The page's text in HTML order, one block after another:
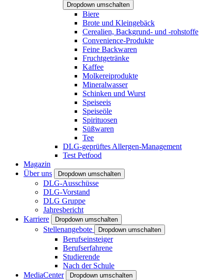
Dropdown umschalten
Biere
Brote und Kleingebäck
Cerealien, Backgrund- und -rohstoffe
Convenience-Produkte
Feine Backwaren
Fruchtgetränke
Kaffee
Molkereiprodukte
Mineralwasser
Schinken und Wurst
Speiseeis
Speiseöle
Spirituosen
Süßwaren
Tee
DLG-geprüftes Allergen-Management
Test Petfood
Magazin
Über uns
Dropdown umschalten
DLG-Ausschüsse
DLG-Vorstand
DLG Gruppe
Jahresbericht
Karriere
Dropdown umschalten
Stellenangebote Dropdown umschalten
Berufseinsteiger
Berufserfahrene
Studierende
Nach der Schule
MediaCenter
Dropdown umschalten